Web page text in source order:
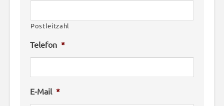
Postleitzahl
Telefon *
E-Mail *